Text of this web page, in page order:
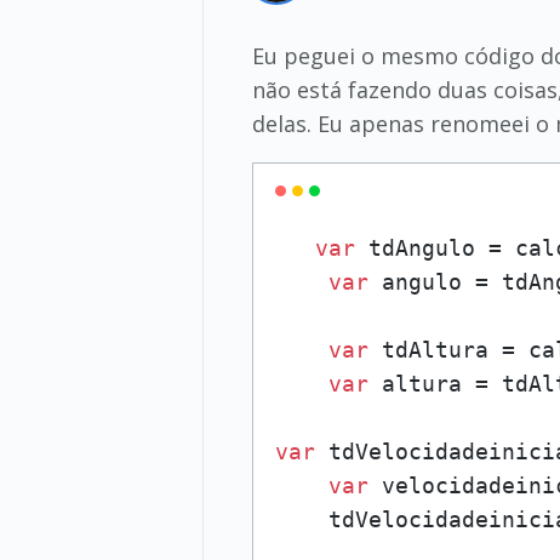
Eu peguei o mesmo código
não está fazendo duas
delas. Eu apenas renomeei
var tdAngulo =
var angulo =
var tdAltura =
var altura =
var
var